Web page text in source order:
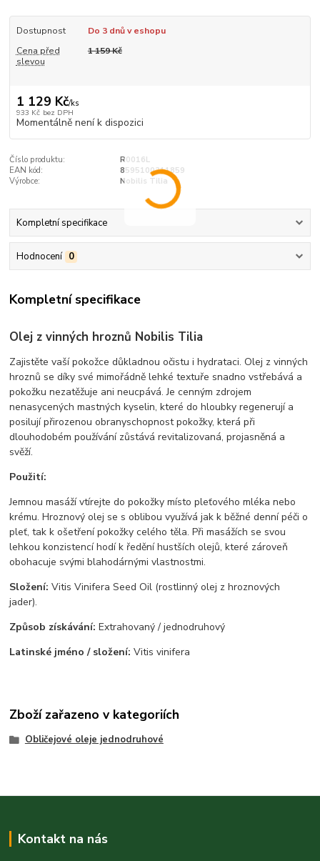
Dostupnost
Do 3 dnů v eshopu
Cena před
slevou
1 159 Kč
1 129 Kč/ks
933 Kč bez DPH
Momentálně není k dispozici
Číslo produktu:
R0016L
EAN kód:
8595100211859
Výrobce:
Nobilis Tilia
Kompletní specifikace
Hodnocení 0
Kompletní specifikace
Olej z vinných hroznů Nobilis Tilia
Zajistěte vaší pokožce důkladnou očistu i hydrataci. Olej z vinných
hroznů se díky své mimořádně lehké textuře snadno vstřebává a
pokožku nezatěžuje ani neucpává. Je cenným zdrojem
nenasycených mastných kyselin, které do hloubky regenerují a
posilují přirozenou obranyschopnost pokožky, která při
dlouhodobém používání zůstává revitalizovaná, projasněná a
svěží.
Použití:
Jemnou masáží vtírejte do pokožky místo pleťového mléka nebo
krému. Hroznový olej se s oblibou využívá jak k běžné denní péči o
pleť, tak k ošetření pokožky celého těla. Při masážích se svou
lehkou konzistencí hodí k ředění hustších olejů, které zároveň
obohacuje svými blahodárnými vlastnostmi.
Složení:Vitis Vinifera Seed Oil (rostlinný olej z hroznových
jader).
Způsob získávání:Extrahovaný / jednodruhový
Latinské jméno / složení:Vitis vinifera
Zboží zařazeno v kategoriích
Obličejové oleje jednodruhové
Kontakt na nás